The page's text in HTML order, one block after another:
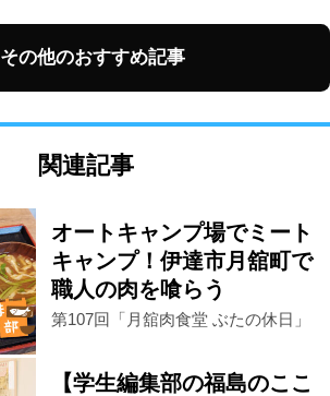
その他のおすすめ記事
関連記事
オートキャンプ場でミート
キャンプ！伊達市月舘町で
職人の肉を喰らう
第107回「月舘肉食堂 ぶたの休日」
【学生編集部の福島のここ